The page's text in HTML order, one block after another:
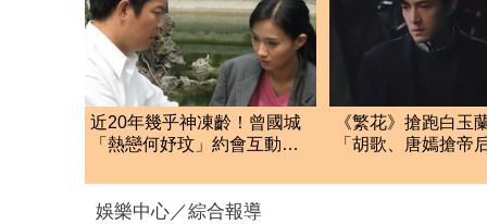
近20年幾乎神凍齡！曾國城
「熱戀何妤玟」約會互動全
《繁花》搶跑白玉
「胡歌、唐嫣搶
娛樂中心／綜合報導